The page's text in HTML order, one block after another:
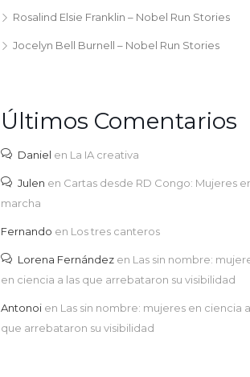
Rosalind Elsie Franklin – Nobel Run Stories
Jocelyn Bell Burnell – Nobel Run Stories
Últimos Comentarios
Daniel en La IA creativa
Julen en Cartas desde RD Congo: Mujeres
marcha
Fernando en Los tres canteros
Lorena Fernández en Las sin nombre:
en ciencia a las que arrebataron su visibilidad
Antonoi en Las sin nombre: mujeres en ciencia
que arrebataron su visibilidad